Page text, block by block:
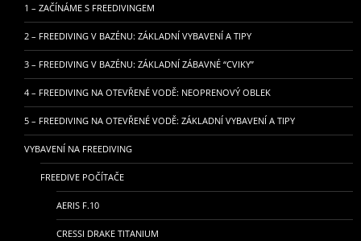
1 – ZAČÍNÁME S FREEDIVINGEM
2 – FREEDIVING V BAZÉNU: ZÁKLADNÍ VYBAVENÍ A TIPY
3 – FREEDIVING V BAZÉNU: ZÁKLADNÍ ZÁBAVNÉ “CVIKY”
4 – FREEDIVING NA OTEVŘENÉ VODĚ: NEOPRENOVÝ OBLEK
5 – FREEDIVING NA OTEVŘENÉ VODĚ: ZÁKLADNÍ VYBAVENÍ A TIPY
VYBAVENÍ NA FREEDIVING
FREEDIVE POČÍTAČE
AERIS F.10
CRESSI DRAKE TITANIUM